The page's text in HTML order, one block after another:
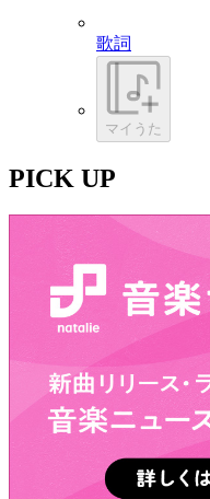
歌詞
マイうた
PICK UP